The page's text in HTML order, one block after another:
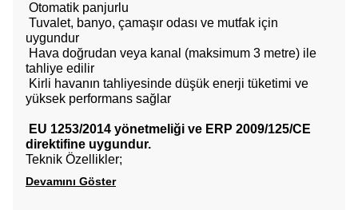
Otomatik panjurlu
Tuvalet, banyo, çamaşır odası ve mutfak için
uygundur
Hava doğrudan veya kanal (maksimum 3 metre) ile
tahliye edilir
Kirli havanın tahliyesinde düşük enerji tüketimi ve
yüksek performans sağlar
EU 1253/2014 yönetmeliği ve ERP 2009/125/CE
direktifine uygundur.
Teknik Özellikler;
Devamını Göster